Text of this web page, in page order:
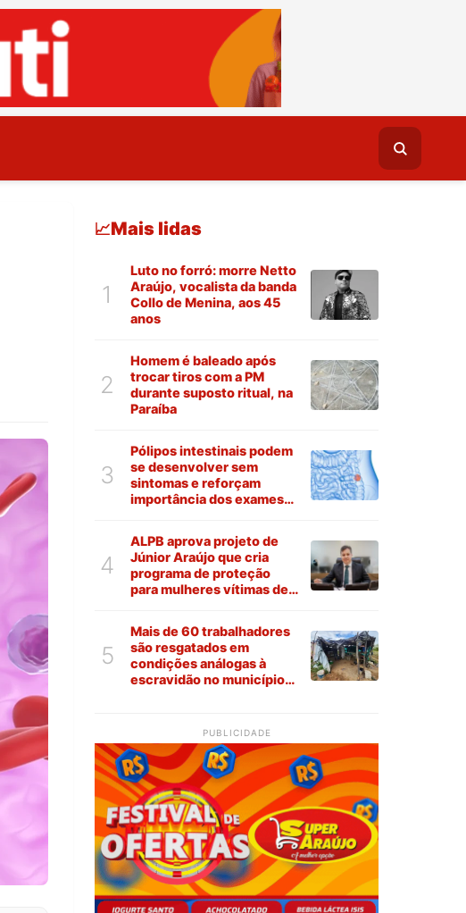
📈Mais lidas
1
Luto no forró: morre Netto
Araújo, vocalista da banda
Collo de Menina, aos 45
anos
2
Homem é baleado após
trocar tiros com a PM
durante suposto ritual, na
Paraíba
3
Pólipos intestinais podem
se desenvolver sem
sintomas e reforçam
importância dos exames
4
ALPB aprova projeto de
Júnior Araújo que cria
programa de proteção
para mulheres vítimas de
5
Mais de 60 trabalhadores
são resgatados em
condições análogas à
escravidão no município
PUBLICIDADE